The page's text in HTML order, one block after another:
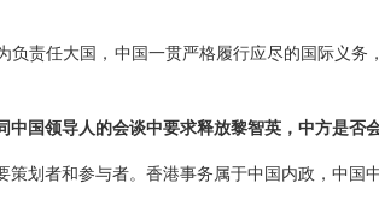
负责任大国，中国一贯严格履行应尽的国际义
国领导人的会谈中要求释放黎智英，中方是否
划者和参与者。香港事务属于中国内政，中国